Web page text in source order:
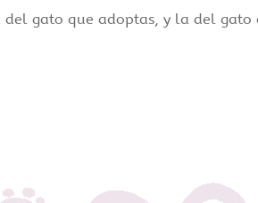
gato que adoptas, y la del gato